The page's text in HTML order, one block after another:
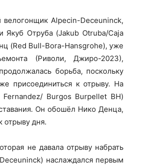
велогонщик Alpecin-Deceuninck,
Якуб Отруба (Jakub Otruba/Caja
(Red Bull-Bora-Hansgrohe), уже
(Риволи, Джиро-2023),
борьба, поскольку
присоединиться к отрыву. На
Burgos Burpellet BH)
Он обошёл Нико Денца,
отрыву дня.
не давала отрыву набрать
наслаждался первым